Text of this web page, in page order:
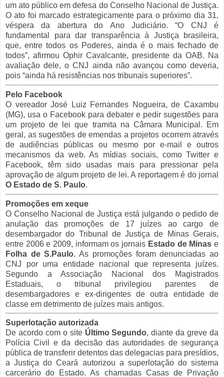
um ato público em defesa do Conselho Nacional de Justiça.
O ato foi marcado estrategicamente para o próximo dia 31,
véspera da abertura do Ano Judiciário. “O CNJ é
fundamental para dar transparência à Justiça brasileira,
que, entre todos os Poderes, ainda é o mais fechado de
todos”, afirmou Ophir Cavalcante, presidente da OAB. Na
avaliação dele, o CNJ ainda não avançou como deveria,
pois “ainda há resistências nos tribunais superiores”.
Pelo Facebook
O vereador José Luiz Fernandes Nogueira, de Caxambu
(MG), usa o Facebook para debater e pedir sugestões para
um projeto de lei que tramita na Câmara Municipal. Em
geral, as sugestões de emendas a projetos ocorrem através
de audiências públicas ou mesmo por e-mail e outros
mecanismos da web. As mídias sociais, como Twitter e
Facebook, têm sido usadas mais para pressionar pela
aprovação de algum projeto de lei. A reportagem é do jornal
O Estado de S. Paulo.
Promoções em xeque
O Conselho Nacional de Justiça está julgando o pedido de
anulação das promoções de 17 juízes ao cargo de
desembargador do Tribunal de Justiça de Minas Gerais,
entre 2006 e 2009, informam os jornais Estado de Minas e
Folha de S.Paulo. As promoções foram denunciadas ao
CNJ por uma entidade nacional que representa juízes.
Segundo a Associação Nacional dos Magistrados
Estaduais, o tribunal privilegiou parentes de
desembargadores e ex-dirigentes de outra entidade de
classe em detrimento de juízes mais antigos.
Superlotação autorizada
De acordo com o site Último Segundo, diante da greve da
Polícia Civil e da decisão das autoridades de segurança
pública de transferir detentos das delegacias para presídios,
a Justiça do Ceará autorizou a superlotação do sistema
carcerário do Estado. As chamadas Casas de Privação